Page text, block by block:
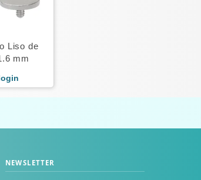
Liso de
mm
NEWSLETTER